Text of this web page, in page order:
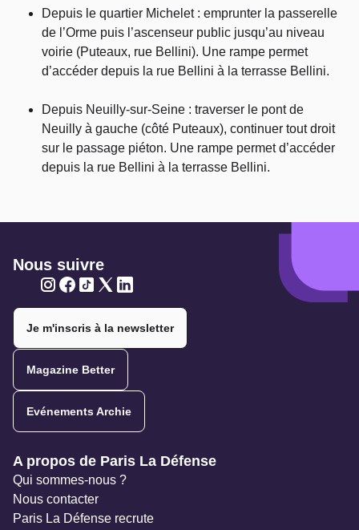
Depuis le quartier Michelet : emprunter la passerelle
de l’Orme puis l’ascenseur public jusqu’au niveau
voirie (Puteaux, rue Bellini). Une rampe permet
d’accéder depuis la rue Bellini à la terrasse Bellini.
Depuis Neuilly-sur-Seine : traverser le pont de
Neuilly à gauche (côté Puteaux), continuer tout droit
sur le passage piéton. Une rampe permet d’accéder
depuis la rue Bellini à la terrasse Bellini.
Nous suivre
Je m'inscris à la newsletter
Magazine Better
Evénements Archie
Navigation secondaire
A propos de Paris La Défense
Qui sommes-nous ?
Nous contacter
Paris La Défense recrute